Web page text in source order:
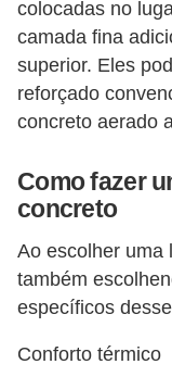
colocadas no
camada fina
superior. Eles
reforçado
concreto aerado
Como fazer
concreto
Ao escolher uma
também
específicos
Conforto térmico
u
a
c
a
a
ó
v
i